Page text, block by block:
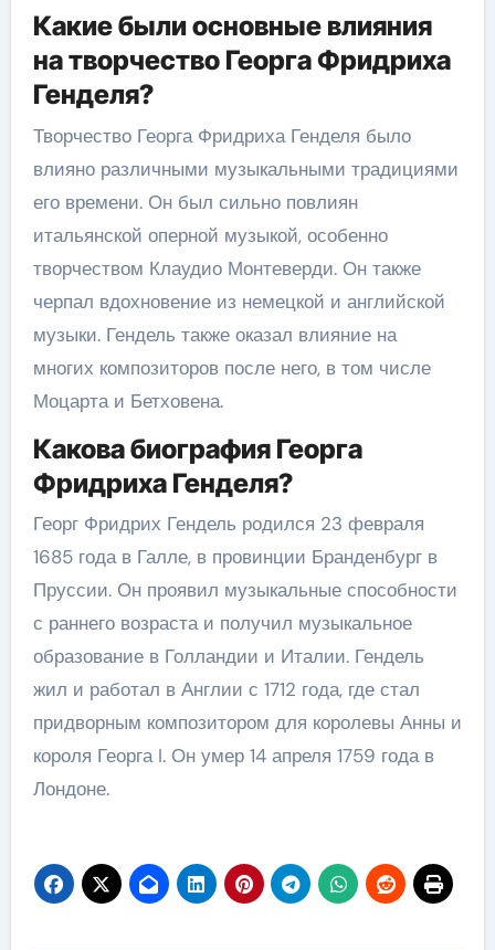
Какие были основные влияния
на творчество Георга Фридриха
Генделя?
Творчество Георга Фридриха Генделя было
влияно различными музыкальными традициями
его времени. Он был сильно повлиян
итальянской оперной музыкой, особенно
творчеством Клаудио Монтеверди. Он также
черпал вдохновение из немецкой и английской
музыки. Гендель также оказал влияние на
многих композиторов после него, в том числе
Моцарта и Бетховена.
Какова биография Георга
Фридриха Генделя?
Георг Фридрих Гендель родился 23 февраля
1685 года в Галле, в провинции Бранденбург в
Пруссии. Он проявил музыкальные способности
с раннего возраста и получил музыкальное
образование в Голландии и Италии. Гендель
жил и работал в Англии с 1712 года, где стал
придворным композитором для королевы Анны и
короля Георга I. Он умер 14 апреля 1759 года в
Лондоне.